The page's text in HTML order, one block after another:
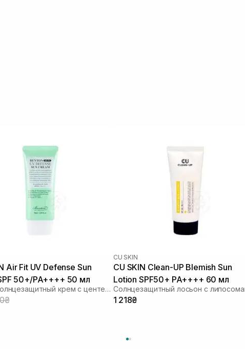
Air Fit UV Defense Sun
50+/PA++++ 50 мл
Легкий солнцезащитный крем с центеллой
CU SKIN
CU SKIN Clean-UP Blemish Sun
Lotion SPF50+ PA++++ 60 мл
1 218₴